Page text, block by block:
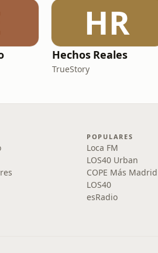
HR
Hechos Reales
TrueStory
POPULARES
Loca FM
LOS40 Urban
COPE Más Madrid
LOS40
esRadio